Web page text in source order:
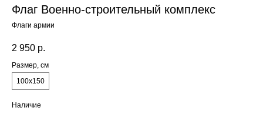
Флаг Военно-строительный комплекс
Флаги армии
2 950 р.
Размер, см
100х150
Наличие